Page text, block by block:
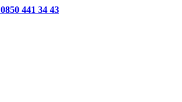
0850 441 34 43